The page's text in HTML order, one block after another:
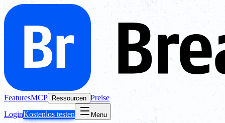
FeaturesMCP Ressourcen Preise
LoginKostenlos testen Menu